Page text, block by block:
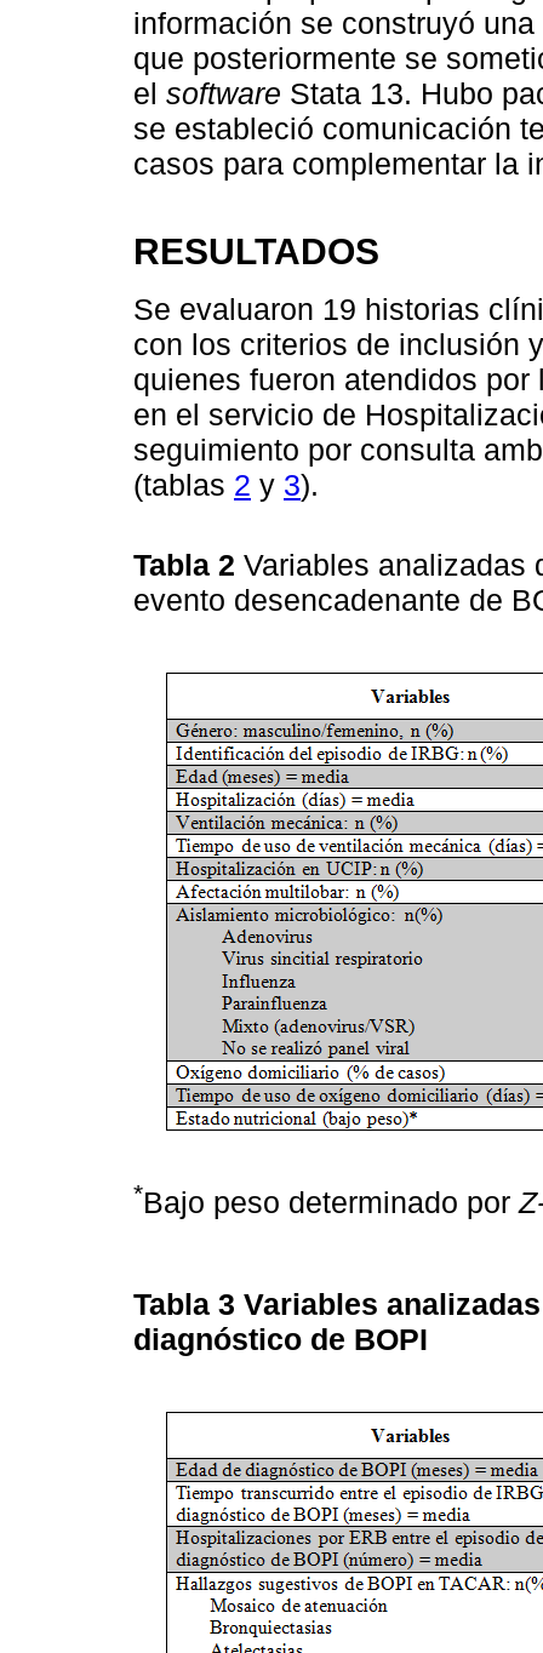
información se construyó
que posteriormente se
el software Stata 13. Hubo
se estableció comunicación
casos para complementar la
RESULTADOS
Se evaluaron 19 historias
con los criterios de inclusión
quienes fueron atendidos
en el servicio de
seguimiento por consulta
(tablas 2 y 3).
Tabla 2 Variables analizadas
evento desencadenante de
*Bajo peso determinado por
Tabla 3 Variables
diagnóstico de BOPI